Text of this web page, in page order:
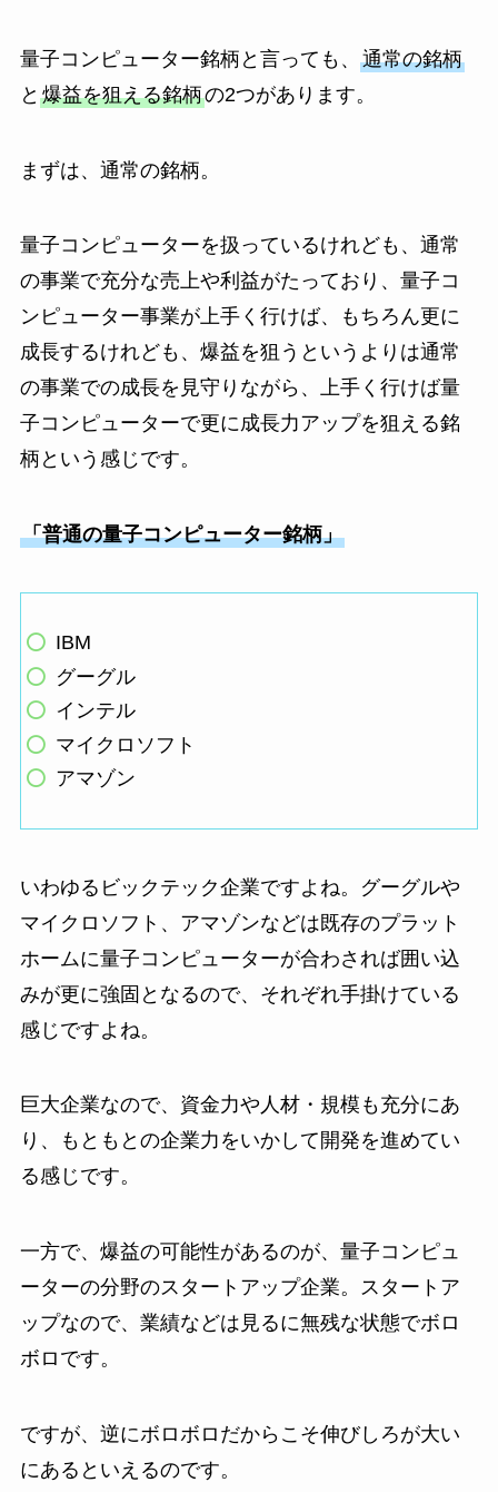
量子コンピューター銘柄と言っても、 通常の銘柄
と 爆益を狙える銘柄の2つがあります。
まずは、通常の銘柄。
量子コンピューターを扱っているけれども、通常
の事業で充分な売上や利益がたっており、量子コ
ンピューター事業が上手く行けば、もちろん更に
成長するけれども、爆益を狙うというよりは通常
の事業での成長を見守りながら、上手く行けば量
子コンピューターで更に成長力アップを狙える銘
柄という感じです。
「普通の量子コンピューター銘柄」
IBM
グーグル
インテル
マイクロソフト
アマゾン
いわゆるビックテック企業ですよね。グーグルや
マイクロソフト、アマゾンなどは既存のプラット
ホームに量子コンピューターが合わされば囲い込
みが更に強固となるので、それぞれ手掛けている
感じですよね。
巨大企業なので、資金力や人材・規模も充分にあ
り、もともとの企業力をいかして開発を進めてい
る感じです。
一方で、爆益の可能性があるのが、量子コンピュ
ーターの分野のスタートアップ企業。スタートア
ップなので、業績などは見るに無残な状態でボロ
ボロです。
ですが、逆にボロボロだからこそ伸びしろが大い
にあるといえるのです。